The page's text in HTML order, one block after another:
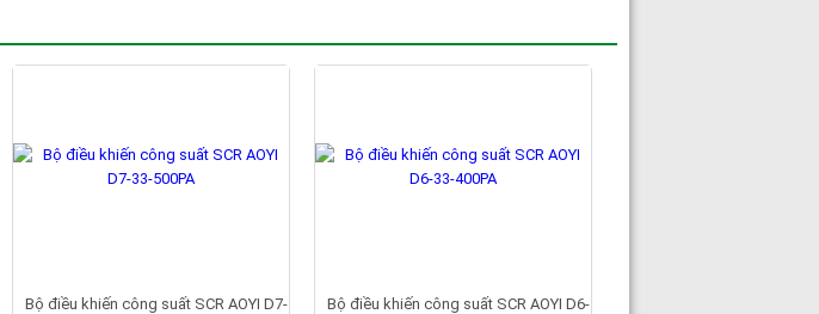
Bộ điều khiến công suất SCR AOYI D7-
Bộ điều khiến công suất SCR AOYI D6-